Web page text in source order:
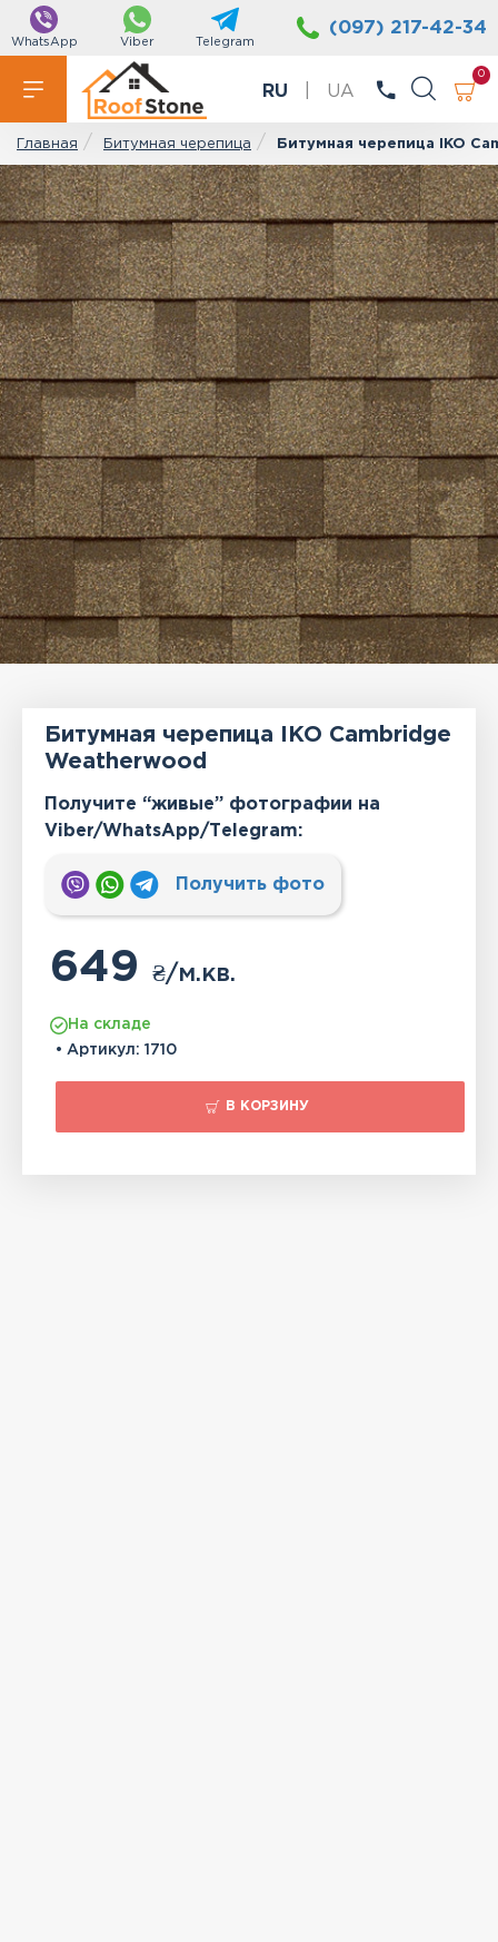
WhatsApp Viber Telegram
(097) 217-42-34
RU UA
0
Главная Битумная черепица Битумная черепица IKO
Битумная черепица IKO Cambridge
Weatherwood
Получите “живые” фотографии на
Viber/WhatsApp/Тelegram:
Получить фото
649₴/м.кв.
На складе
• Артикул: 1710
В КОРЗИНУ